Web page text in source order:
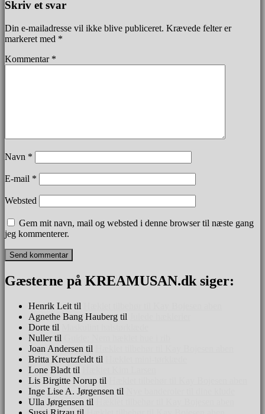
Skriv et svar
Din e-mailadresse vil ikke blive publiceret. Krævede felter er
markeret med *
Kommentar *
Navn *
E-mail *
Websted
Gem mit navn, mail og websted i denne browser til næste gang
jeg kommenterer.
Gæsterne på KREAMUSAN.dk siger:
Henrik Leit til
Agnethe Bang Hauberg til
Dorte til
Nullertil
Joan Andersen til
Britta Kreutzfeldt til
Lone Bladt til
Lis Birgitte Norup til
Inge Lise A. Jørgensen til
Ulla Jørgensen til